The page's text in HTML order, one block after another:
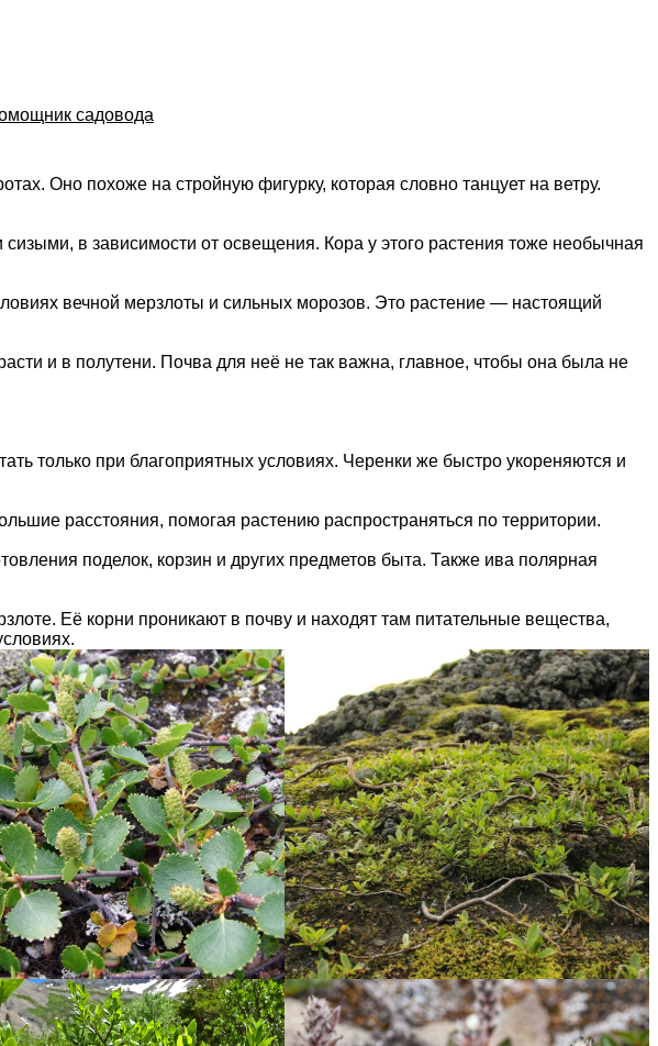
садовода
Оно похоже на стройную фигурку, которая словно танцует на ветру.
в зависимости от освещения. Кора у этого растения тоже необычная
вечной мерзлоты и сильных морозов. Это растение — настоящий
и в полутени. Почва для неё не так важна, главное, чтобы она была не
только при благоприятных условиях. Черенки же быстро укореняются и
расстояния, помогая растению распространяться по территории.
поделок, корзин и других предметов быта. Также ива полярная
Её корни проникают в почву и находят там питательные вещества,